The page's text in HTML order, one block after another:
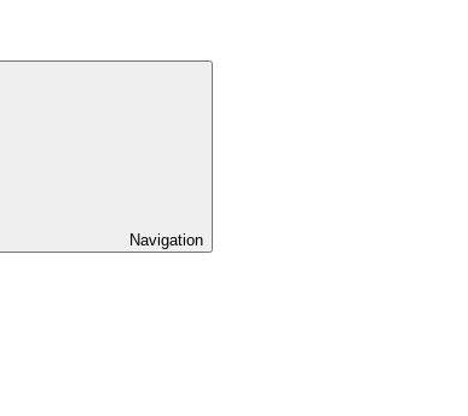
Navigation